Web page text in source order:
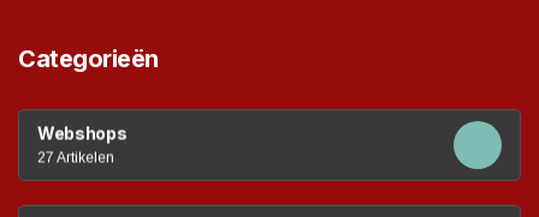
Categorieën
Webshops
27 Artikelen